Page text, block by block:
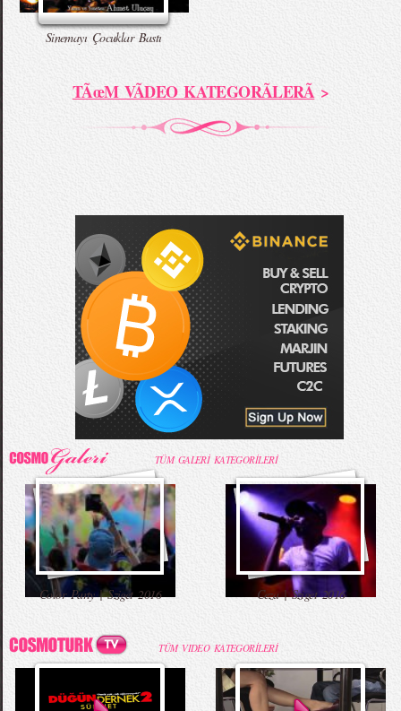
Sinemayı Çocuklar Bastı
TÃœM VÃDEO KATEGORÃLERÃ>
TÜM GALERİ KATEGORİLERİ
Color Party | Sziget 2016 Ceza | Sziget 2016
TÜM VIDEO KATEGORİLERİ